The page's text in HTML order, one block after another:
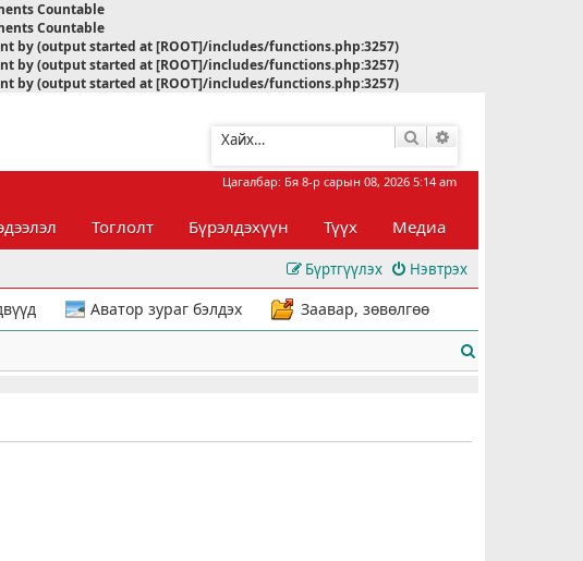
Countable
Countable
by (output started at [ROOT]/includes/functions.php:3257)
by (output started at [ROOT]/includes/functions.php:3257)
by (output started at [ROOT]/includes/functions.php:3257)
Хайлт
Цагалбар: Бя 8-р сарын 08, 2026 5:14 am
Тоглолт Бүрэлдэхүүн Түүх Медиа
Нэвтрэх
Бүртгүүлэх
Аватор зураг бэлдэх Заавар, зөвөлгөө